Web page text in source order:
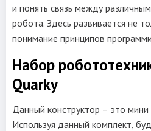
и понять связь между
робота. Здесь развивается не
понимание принципов
Набор
Quarky
Данный конструктор – это мини
Используя данный комплект,